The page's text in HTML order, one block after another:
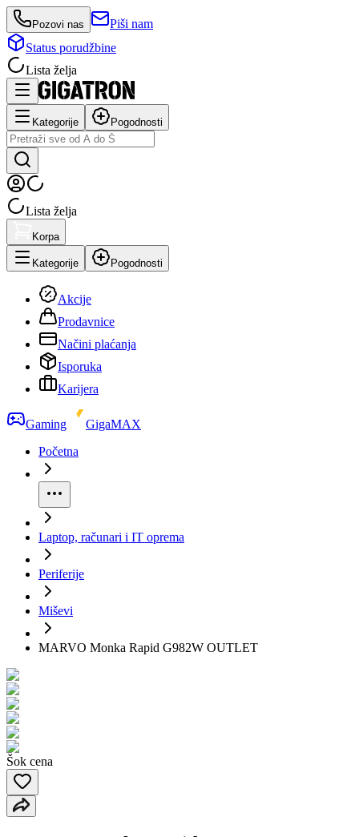
Pozovi nas
Piši nam
Status porudžbine
Lista želja
Kategorije Pogodnosti
Lista želja
Korpa
Kategorije Pogodnosti
Akcije
Prodavnice
Načini plaćanja
Isporuka
Karijera
Gaming
GigaMAX
Početna
Laptop, računari i IT oprema
Periferije
Miševi
MARVO Monka Rapid G982W OUTLET
Šok cena